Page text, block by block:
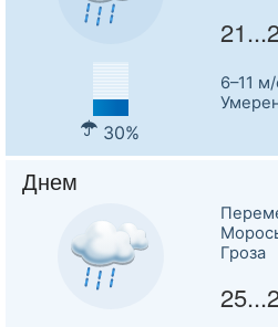
30%
6–11
Днем
Гроза